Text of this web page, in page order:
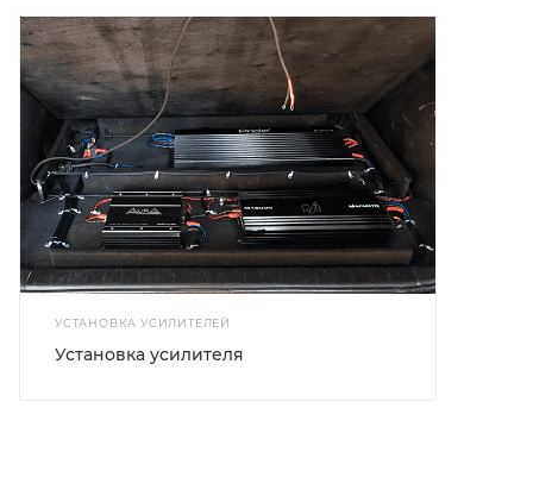
УСТАНОВКА УСИЛИТЕЛЕЙ
Установка усилителя